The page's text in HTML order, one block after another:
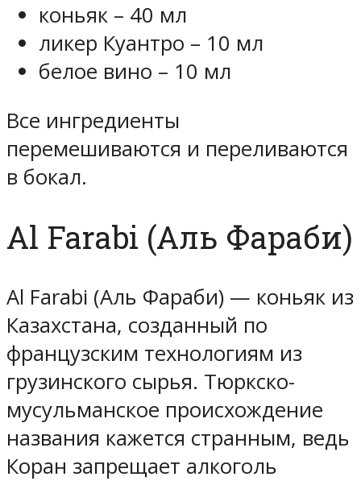
коньяк – 40 мл
ликер Куантро – 10 мл
белое вино – 10 мл
Все ингредиенты
перемешиваются и переливаются
в бокал.
Al Farabi (Аль Фараби)
Al Farabi (Аль Фараби) — коньяк из
Казахстана, созданный по
французским технологиям из
грузинского сырья. Тюркско-
мусульманское происхождение
названия кажется странным, ведь
Коран запрещает алкоголь